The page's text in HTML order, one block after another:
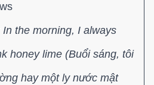
In the morning, I always
honey lime (Buổi sáng, tôi
hay một ly nước mật